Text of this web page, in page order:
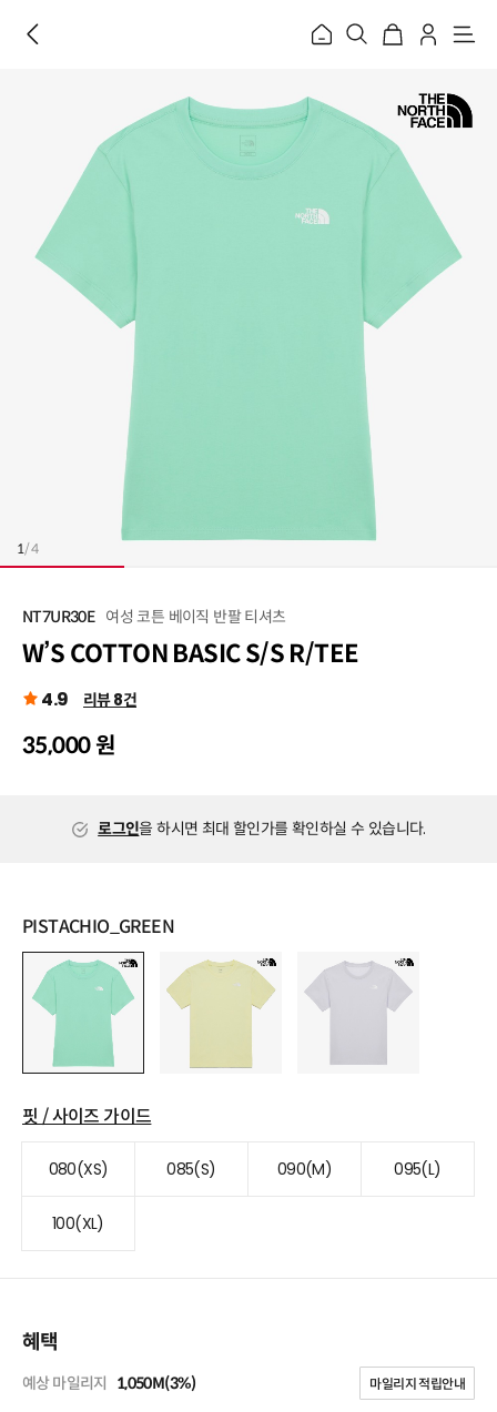
홈
메
1/4
NT7UR30E 여성 코튼 베이직 반팔 티셔츠
W’S COTTON BASIC S/S R/TEE
4.9 리뷰 8건
35,000 원
로그인을 하시면 최대 할인가를 확인하실 수 있습니다.
PISTACHIO_GREEN
핏 / 사이즈 가이드
080(XS) 085(S) 090(M) 095(L)
100(XL)
혜택
예상 마일리지 1,050M(3%) 마일리지 적립안내